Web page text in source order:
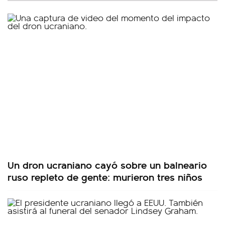
Un dron ucraniano cayó sobre un balneario
ruso repleto de gente: murieron tres niños